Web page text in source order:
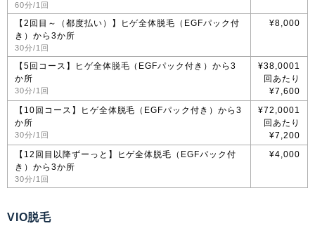
60分/1回
【2回目～（都度払い）】ヒゲ全体脱毛（EGFパック付
き）から3か所
30分/1回
¥8,000
【5回コース】ヒゲ全体脱毛（EGFパック付き）から3
か所
30分/1回
¥38,0001
回あたり
¥7,600
【10回コース】ヒゲ全体脱毛（EGFパック付き）から3
か所
30分/1回
¥72,0001
回あたり
¥7,200
【12回目以降ずーっと】ヒゲ全体脱毛（EGFパック付
き）から3か所
30分/1回
¥4,000
VIO脱毛